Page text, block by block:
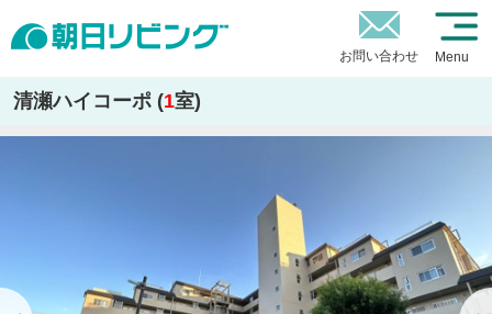
お問い合わせ Menu
清瀬ハイコーポ (1室)